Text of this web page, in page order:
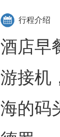
行程介绍
酒店早
游接机
海的码